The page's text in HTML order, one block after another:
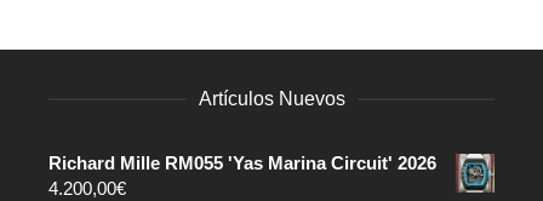
Artículos Nuevos
Richard Mille RM055 'Yas Marina Circuit' 2026
4.200,00€